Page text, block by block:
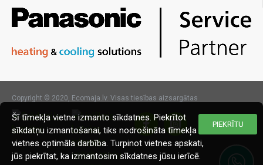
Copyright © 2020, Ecomaja.lv. Visas tiesības aizsargātas
PIEKRĪTU
Šī tīmekļa vietne izmanto sīkdatnes. Piekrītot
sīkdatņu izmantošanai, tiks nodrošināta tīmekļa
vietnes optimāla darbība. Turpinot vietnes apskati,
jūs piekrītat, ka izmantosim sīkdatnes jūsu ierīcē.